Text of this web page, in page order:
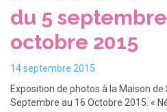
Espaces thérapeutiques
Jardin des Sens
Département de formation –
du 5
octobre 2015
14 septembre 2015
Exposition de photos à la Maison
Septembre au 16 Octobre 2015. «